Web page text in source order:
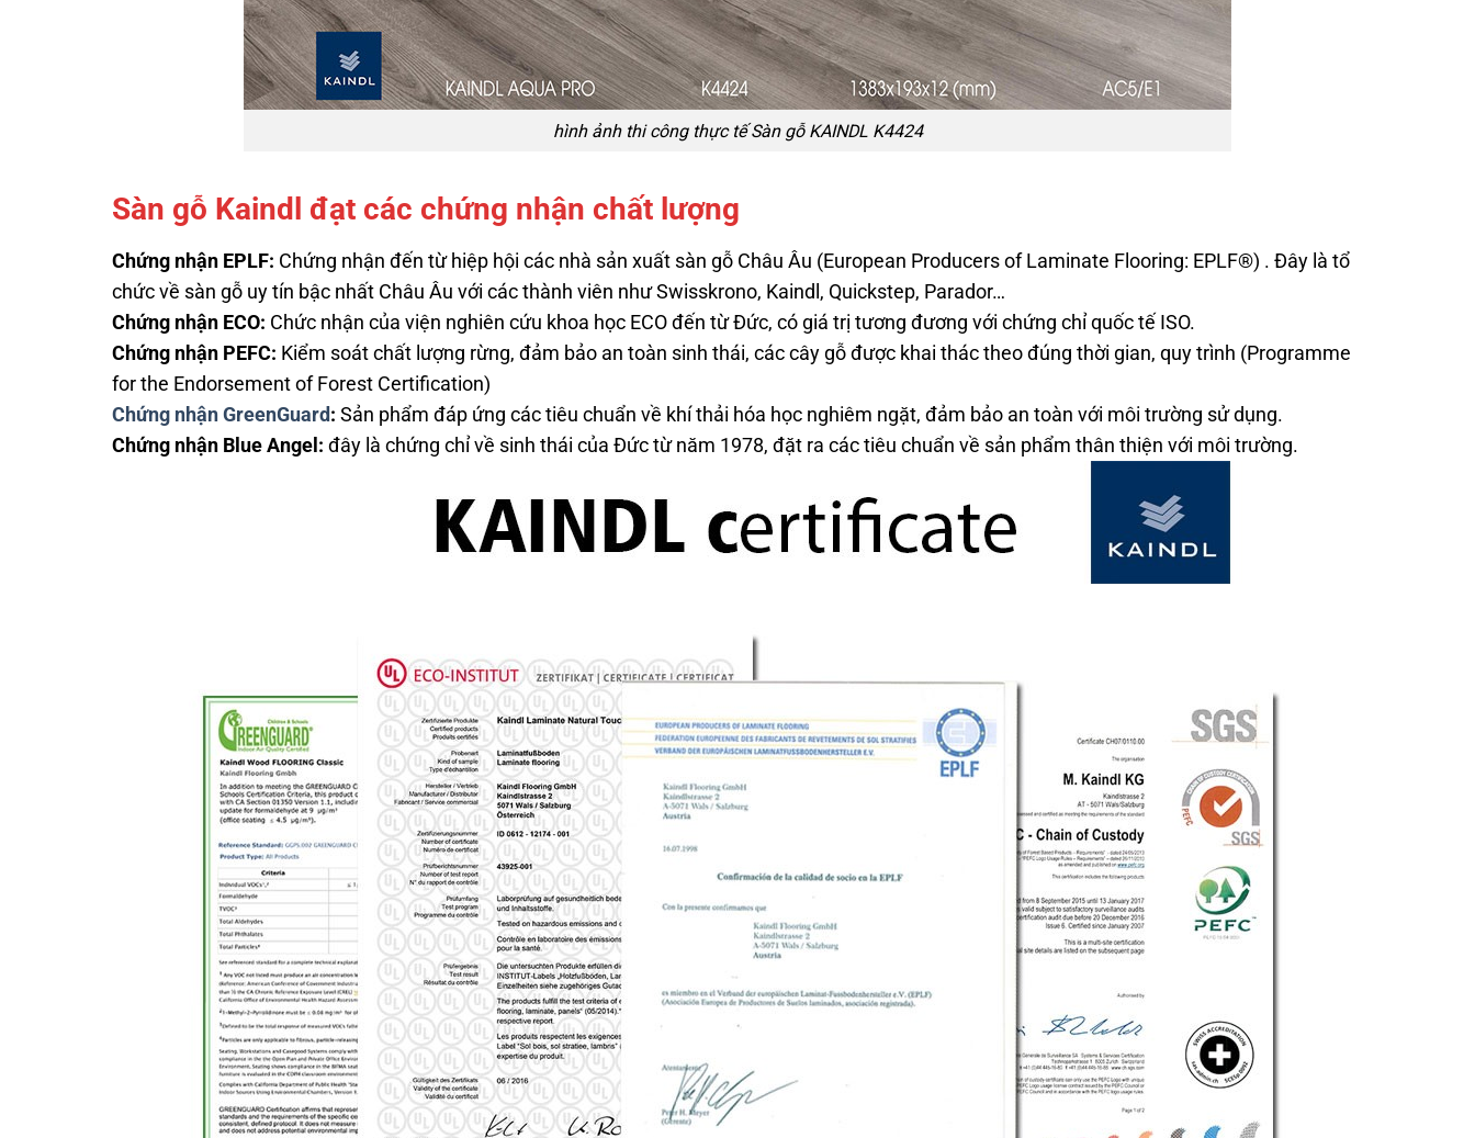
hình ảnh thi công thực tế Sàn gỗ KAINDL K4424
Sàn gỗ Kaindl đạt các chứng nhận chất lượng
Chứng nhận EPLF: Chứng nhận đến từ hiệp hội các nhà sản xuất sàn gỗ Châu Âu (European Producers of Laminate Flooring: EPLF®) . Đây là tổ
chức về sàn gỗ uy tín bậc nhất Châu Âu với các thành viên như Swisskrono, Kaindl, Quickstep, Parador…
Chứng nhận ECO: Chức nhận của viện nghiên cứu khoa học ECO đến từ Đức, có giá trị tương đương với chứng chỉ quốc tế ISO.
Chứng nhận PEFC: Kiểm soát chất lượng rừng, đảm bảo an toàn sinh thái, các cây gỗ được khai thác theo đúng thời gian, quy trình (Programme
for the Endorsement of Forest Certification)
Chứng nhận GreenGuard : Sản phẩm đáp ứng các tiêu chuẩn về khí thải hóa học nghiêm ngặt, đảm bảo an toàn với môi trường sử dụng.
Chứng nhận Blue Angel: đây là chứng chỉ về sinh thái của Đức từ năm 1978, đặt ra các tiêu chuẩn về sản phẩm thân thiện với môi trường.